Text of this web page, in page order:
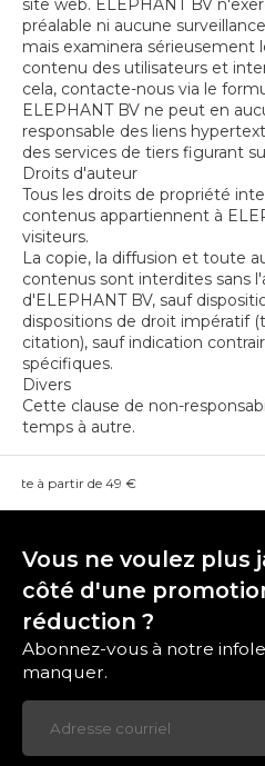
site web. ELEPHANT BV
préalable ni aucune
mais examinera sérieusement
contenu des utilisateurs et
cela, contacte-nous via le
ELEPHANT BV ne peut en
responsable des liens
des services de tiers figurant
Droits d'auteur
Tous les droits de propriété
contenus appartiennent à
visiteurs.
La copie, la diffusion et toute
contenus sont interdites sans
d'ELEPHANT BV, sauf
dispositions de droit impératif
citation), sauf indication
spécifiques.
Divers
Cette clause de non-
temps à autre.
à partir de 49 €
Vous ne voulez plus
côté d'une
réduction ?
Abonnez-vous à notre
manquer.